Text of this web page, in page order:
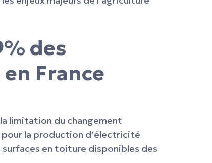
des
France
limitation du changement
la production d’électricité
en toiture disponibles des